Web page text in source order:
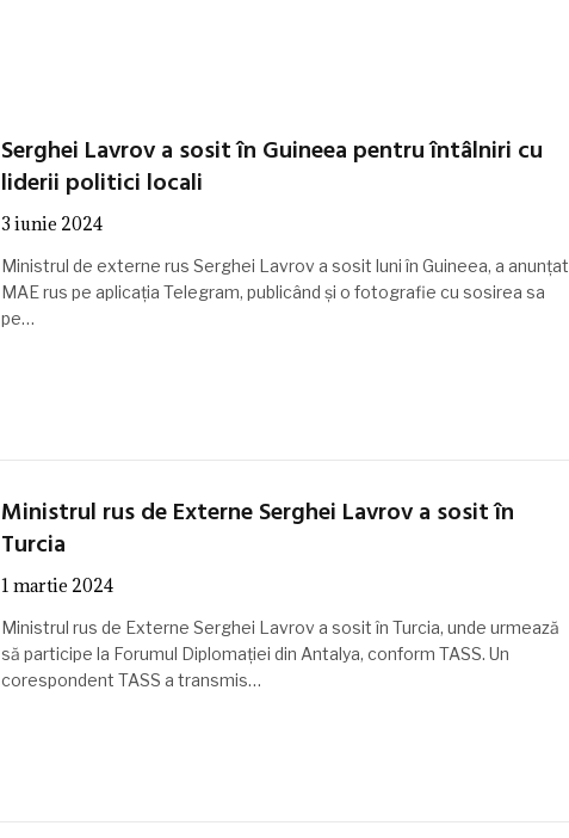
Serghei Lavrov a sosit în Guineea pentru întâlniri cu
liderii politici locali
3 iunie 2024
Ministrul de externe rus Serghei Lavrov a sosit luni în Guineea, a anunţat
MAE rus pe aplicaţia Telegram, publicând şi o fotografie cu sosirea sa
pe…
Ministrul rus de Externe Serghei Lavrov a sosit în
Turcia
1 martie 2024
Ministrul rus de Externe Serghei Lavrov a sosit în Turcia, unde urmează
să participe la Forumul Diplomaţiei din Antalya, conform TASS. Un
corespondent TASS a transmis…